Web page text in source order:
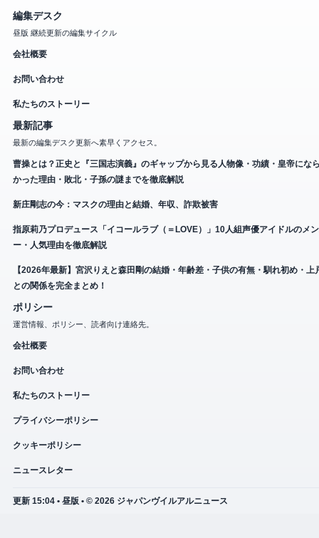
編集デスク
昼版 継続更新の編集サイクル
会社概要
お問い合わせ
私たちのストーリー
最新記事
最新の編集デスク更新へ素早くアクセス。
曹操とは？正史と『三国志演義』のギャップから見る人物像・功績・皇帝にな
かった理由・敗北・子孫の謎までを徹底解説
新庄剛志の今：マスクの理由と結婚、年収、詐欺被害
指原莉乃プロデュース「イコールラブ（＝LOVE）」10人組声優アイドルのメ
ー・人気理由を徹底解説
【2026年最新】宮沢りえと森田剛の結婚・年齢差・子供の有無・馴れ初め・上
との関係を完全まとめ！
ポリシー
運営情報、ポリシー、読者向け連絡先。
会社概要
お問い合わせ
私たちのストーリー
プライバシーポリシー
クッキーポリシー
ニュースレター
更新 15:04 • 昼版 • © 2026 ジャパンヴイルアルニュース